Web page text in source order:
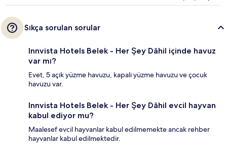
Sıkça sorulan sorular
Innvista Hotels Belek - Her Şey Dâhil içinde havuz
var mı?
Evet, 5 açık yüzme havuzu, kapalı yüzme havuzu ve çocuk
havuzu var.
Innvista Hotels Belek - Her Şey Dâhil evcil hayvan
kabul ediyor mu?
Maalesef evcil hayvanlar kabul edilmemekte ancak rehber
hayvanlar kabul edilmektedir.